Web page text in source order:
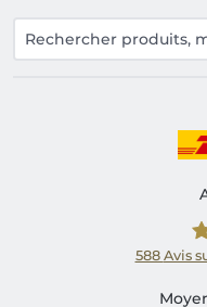
588 Avis